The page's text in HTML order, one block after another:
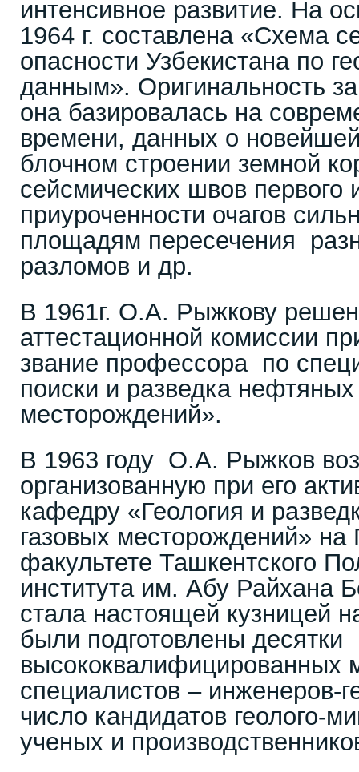
интенсивное развитие. На
1964 г. составлена «Схема
опасности Узбекистана по
данным». Оригинальность
она базировалась на
времени, данных о новейшей
блочном строении земной
сейсмических швов первого
приуроченности очагов
площадям пересечения
разломов и др.
В 1961г. О.А. Рыжкову
аттестационной комиссии
звание профессора по
поиски и разведка нефтяных
месторождений».
В 1963 году О.А. Рыжков
организованную при его
кафедру «Геология и
газовых месторождений» на
факультете Ташкентского
института им. Абу Райхана
стала настоящей кузницей
были подготовлены десятки
высококвалифицированных
специалистов – инженеров-
число кандидатов геолого-
ученых и